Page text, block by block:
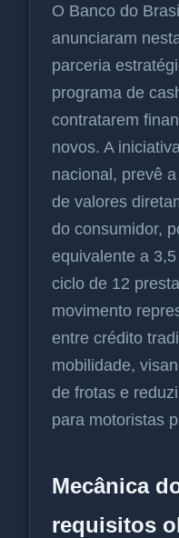
O Banco do
anunciaram
parceria
programa de
contratarem
novos. A
nacional, prevê
de valores
do consumidor,
equivalente a
ciclo de 12
movimento
entre crédito
mobilidade,
de frotas e
para motoristas
Mecânica
requisitos